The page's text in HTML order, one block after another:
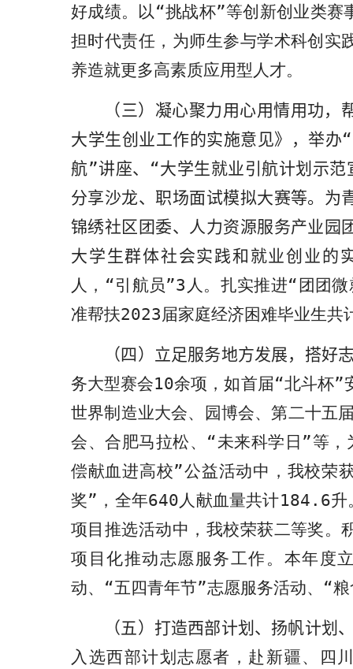
好成绩。以“挑战杯”等创新创业类赛
担时代责任，为师生参与学术科创实
养造就更多高素质应用型人才。
（三）凝心聚力用心用情用功，
大学生创业工作的实施意见》，举
航”讲座、“大学生就业引航计划示
分享沙龙、职场面试模拟大赛等。为
锦绣社区团委、人力资源服务产业园
大学生群体社会实践和就业创业的
人，“引航员”3 人。扎实推进“团团
准帮扶2023届家庭经济困难毕业生共
（四 ）立足服务地方发展，搭好
务大型赛会10余项，如首届“北斗杯”
世界制造业大会、园博会、第二十五
会、合肥马拉松、“未来科学日”等
偿献血进高校”公益活动中，我校荣
奖”，全年640人献血量共计184.6升
项目推选活动中，我校荣获二等奖。
项目化推动志愿服务工作。本年度
动、“五四青年节”志愿服务活动、“
（五 ）打造西部计划、扬帆计划
入选西部计划志愿者，赴新疆、四